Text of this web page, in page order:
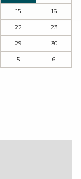
15 16
22 23
29 30
5 6